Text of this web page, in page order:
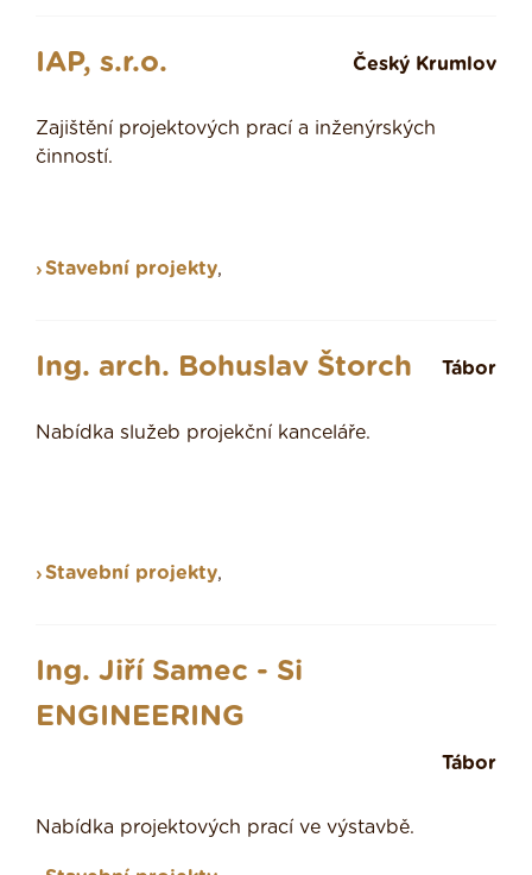
IAP, s.r.o. Český Krumlov
Zajištění projektových prací a inženýrských
činností.
Stavební projekty,
Ing. arch. Bohuslav Štorch Tábor
Nabídka služeb projekční kanceláře.
Stavební projekty,
Ing. Jiří Samec - Si
ENGINEERING
Tábor
Nabídka projektových prací ve výstavbě.